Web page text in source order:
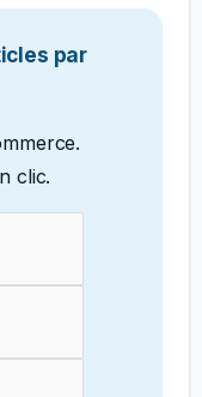
par
clic.